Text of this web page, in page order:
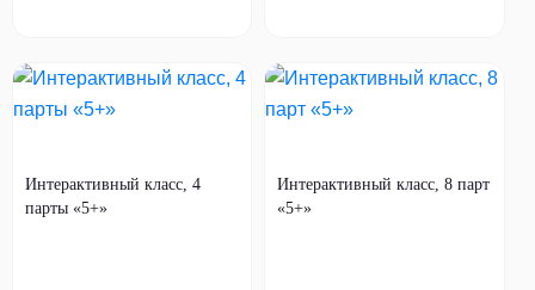
Интерактивный класс, 4
парты «5+»
Интерактивный класс, 8 парт
«5+»